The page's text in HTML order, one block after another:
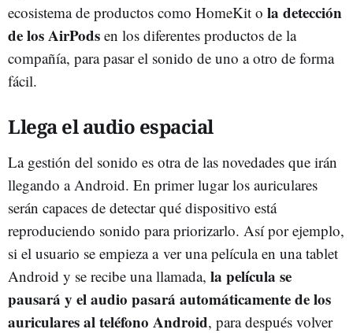
ecosistema de productos como HomeKit o la detección
de los AirPods en los diferentes productos de la
compañía, para pasar el sonido de uno a otro de forma
fácil.
Llega el audio espacial
La gestión del sonido es otra de las novedades que irán
llegando a Android. En primer lugar los auriculares
serán capaces de detectar qué dispositivo está
reproduciendo sonido para priorizarlo. Así por ejemplo,
si el usuario se empieza a ver una película en una tablet
Android y se recibe una llamada, la película se
pausará y el audio pasará automáticamente de los
auriculares al teléfono Android, para después volver